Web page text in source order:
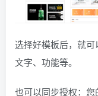
选择好模板后，就可
文字、功能等。
也可以同步授权：您